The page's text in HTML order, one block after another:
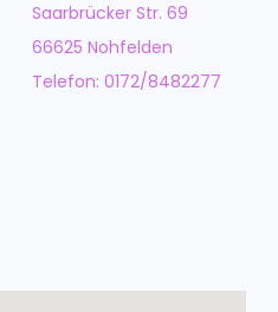
Saarbrücker Str. 69
66625 Nohfelden
Telefon: 0172/8482277